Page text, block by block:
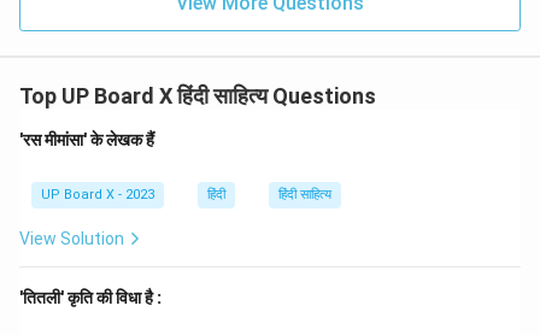
Top UP Board X हिंदी साहित्य Questions
'रस मीमांसा' के लेखक हैं
UP Board X - 2023 हिंदी हिंदी साहित्य
View Solution
'तितली' कृति की विधा है :